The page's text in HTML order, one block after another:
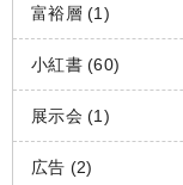
富裕層 (1)
小紅書 (60)
展示会 (1)
広告 (2)